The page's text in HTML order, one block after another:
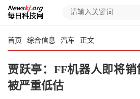
首页 综合信息 汽车 正文
贾跃亭：FF机器人即将
被严重低估